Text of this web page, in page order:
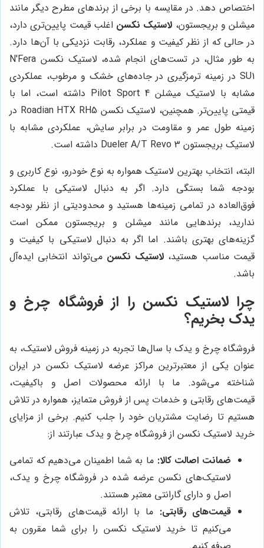
اختصاص دهد. در مقایسه با برخی از برندهای مطرح دیگر مانند
میشلن و بریجستون، لاستیک نکسن اغلب قیمت پایین‌تری دارد،
در حالی که از نظر کیفیت و عملکرد، رقابت نزدیکی با آن‌ها دارد.
به طور مثال، در تست‌های انجام شده، لاستیک نکسن N'Fera
SU1 در زمینه ترمزگیری در جاده‌های خشک و مرطوب، عملکردی
مشابه با لاستیک میشلن Pilot Sport 4 داشته است، اما با
قیمتی پایین‌تر. همچنین، لاستیک نکسن Roadian HTX RH5 در
زمینه طول عمر و مقاومت در برابر سایش، عملکردی مشابه با
لاستیک بریجستون Dueler A/T Revo 3 داشته است.
البته، انتخاب بهترین لاستیک همواره به نوع خودرو، نوع کاربری و
بودجه شما بستگی دارد. اگر به دنبال لاستیکی با عملکرد
فوق‌العاده در تمامی زمینه‌ها هستید و محدودیتی از نظر بودجه
ندارید، برندهایی مانند میشلن و بریجستون ممکن است
گزینه‌های بهتری باشند. اما اگر به دنبال لاستیکی با کیفیت و
قیمت مناسب هستید، لاستیک نکسن می‌تواند انتخابی ایده‌آل
باشد.
چرا لاستیک نکسن را از فروشگاه چرخ و
یدک بخریم؟
فروشگاه چرخ و یدک با سال‌ها تجربه در زمینه فروش لاستیک، به
عنوان یکی از معتبرترین مراکز عرضه لاستیک نکسن در ایران
شناخته می‌شود. ما با ارائه محصولات اصل و باکیفیت،
قیمت‌های رقابتی و خدمات پس از فروش متمایز، همواره در تلاش
هستیم تا رضایت مشتریان خود را جلب کنیم. برخی از مزایای
خرید لاستیک نکسن از فروشگاه چرخ و یدک عبارتند از:
ضمانت اصالت کالا: ما به شما اطمینان می‌دهیم که تمامی
لاستیک‌های نکسن عرضه شده در فروشگاه چرخ و یدک،
اصل و دارای گارانتی معتبر هستند.
قیمت‌های رقابتی: ما با ارائه قیمت‌های رقابتی، تلاش
می‌کنیم تا خرید لاستیک نکسن را برای شما مقرون به